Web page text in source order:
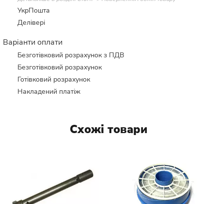
УкрПошта
Делівері
Варіанти оплати
Безготівковий розрахунок з ПДВ
Безготівковий розрахунок
Готівковий розрахунок
Накладений платіж
Схожі товари